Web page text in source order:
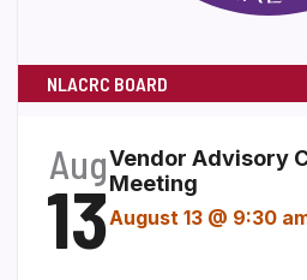
NLACRC BOARD
Aug
13
Vendor Advisory
Meeting
August 13 @ 9:30